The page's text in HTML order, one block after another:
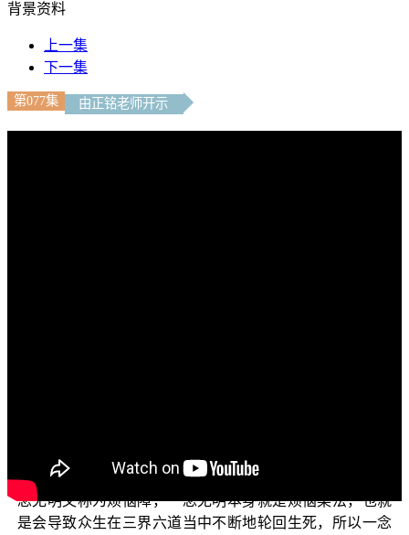
背景资料
上一集
下一集
第077集 由正铭老师开示
接下来，我们简单介绍一下一念无明跟无始无明。一
念无明又称为烦恼障，一念无明本身就是烦恼染法，也就
是会导致众生在三界六道当中不断地轮回生死，所以一念